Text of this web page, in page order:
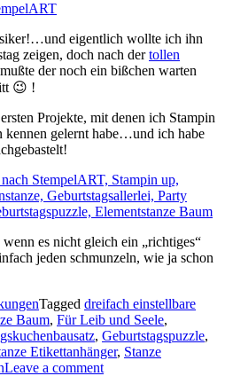
eigentlich wollte ich ihn
zeigen, doch nach dertollen
mußte der noch ein bißchen warten
😉 !
Projekte, mit denen ich Stampin
kennen gelernt habe…und ich habe
es nicht gleich ein „richtiges“
jeden schmunzeln, wie ja schon
Tagged dreifach einstellbare
Baum, Für Leib und Seele,
, Geburtstagspuzzle,
Etikettanhänger, Stanze
Leave a comment